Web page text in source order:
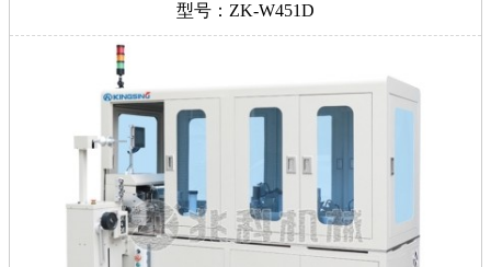
型号：ZK-W451D